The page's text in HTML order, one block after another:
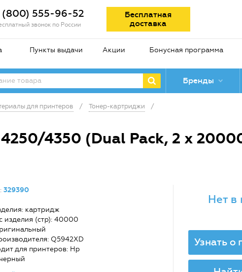
(800) 555-96-52
звонок по России
Бесплатная
доставка
Пункты выдачи Акции Бонусная программа
Бренды
для принтеров / Тонер-картриджи
/
4350 (Dual Pack, 2 x
: 329390
картридж
изделия (стр): 40000
Q5942XD
для принтеров: Hp
Нет в
Узнать о